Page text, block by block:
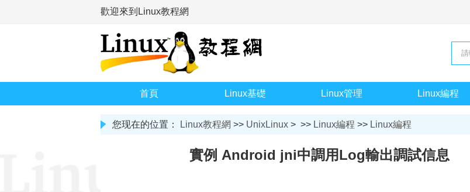
歡迎來到Linux教程網
首頁 Linux基礎 Linux管理 Linux編程
您现在的位置： Linux教程網 >> UnixLinux > >> Linux編程 >> Linux編程
實例 Android jni中調用Log輸出調試信息